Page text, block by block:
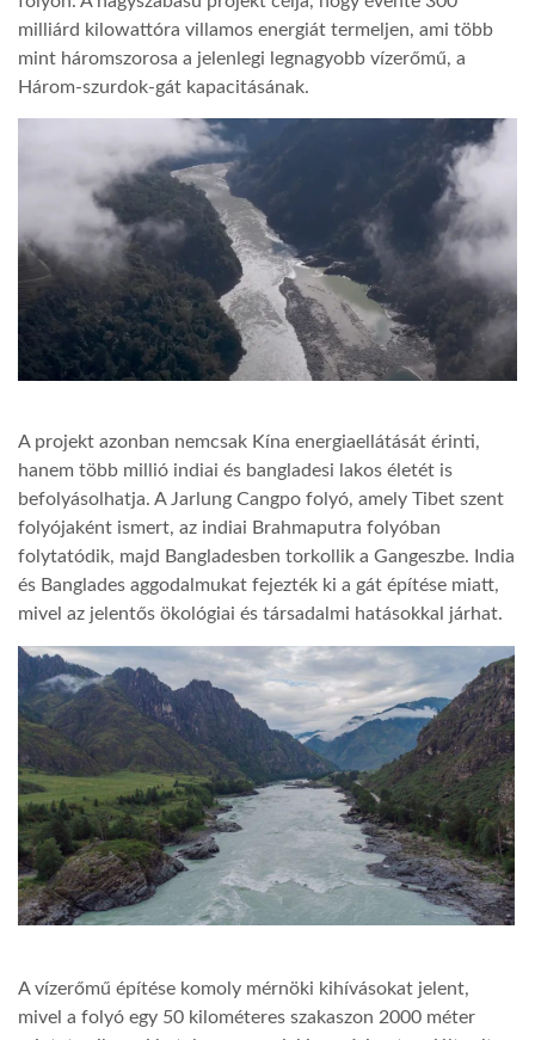
LATIMO.HU
milliárd kilowattóra villamos energiát termeljen, ami több
mint háromszorosa a jelenlegi legnagyobb vízerőmű, a
Három-szurdok-gát kapacitásának.
A projekt azonban nemcsak Kína energiaellátását érinti,
hanem több millió indiai és bangladesi lakos életét is
befolyásolhatja. A Jarlung Cangpo folyó, amely Tibet szent
folyójaként ismert, az indiai Brahmaputra folyóban
folytatódik, majd Bangladesben torkollik a Gangeszbe. India
és Banglades aggodalmukat fejezték ki a gát építése miatt,
mivel az jelentős ökológiai és társadalmi hatásokkal járhat.
A vízerőmű építése komoly mérnöki kihívásokat jelent,
mivel a folyó egy 50 kilométeres szakaszon 2000 méter